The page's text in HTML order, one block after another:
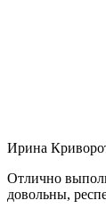
Ирина
Отлично
довольны,